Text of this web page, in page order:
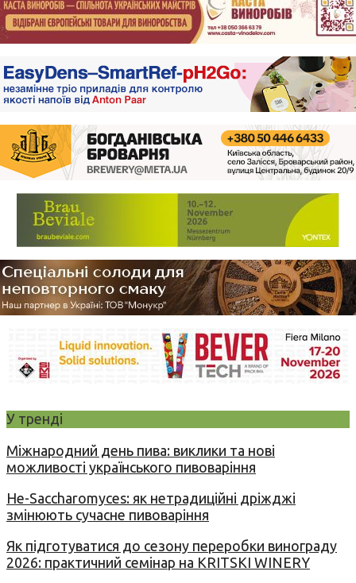
У тренді
Міжнародний день пива: виклики та нові
можливості українського пивоваріння
Не-Saccharomyces: як нетрадиційні дріжджі
змінюють сучасне пивоваріння
Як підготуватися до сезону переробки винограду
2026: практичний семінар на KRITSKI WINERY